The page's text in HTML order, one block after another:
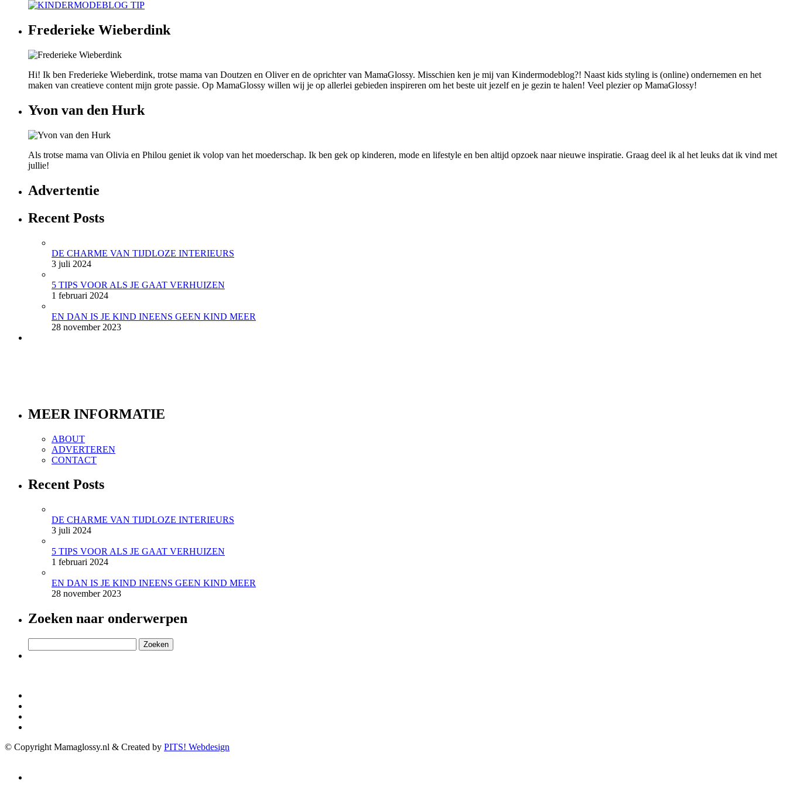
Frederieke Wieberdink
Hi! Ik ben Frederieke Wieberdink, trotse mama van Doutzen en Oliver en de oprichter van MamaGlossy. Misschien ken je mij van Kindermodeblog?! Naast kids styling is (online) ondernemen en het
maken van creatieve content mijn grote passie. Op MamaGlossy willen wij je op allerlei gebieden inspireren om het beste uit jezelf en je gezin te halen! Veel plezier op MamaGlossy!
Yvon van den Hurk
Als trotse mama van Olivia en Philou geniet ik volop van het moederschap. Ik ben gek op kinderen, mode en lifestyle en ben altijd opzoek naar nieuwe inspiratie. Graag deel ik al het leuks dat ik vind met
jullie!
Advertentie
Recent Posts
DE CHARME VAN TIJDLOZE INTERIEURS
3 juli 2024
5 TIPS VOOR ALS JE GAAT VERHUIZEN
1 februari 2024
EN DAN IS JE KIND INEENS GEEN KIND MEER
28 november 2023
MEER INFORMATIE
ABOUT
ADVERTEREN
CONTACT
Recent Posts
DE CHARME VAN TIJDLOZE INTERIEURS
3 juli 2024
5 TIPS VOOR ALS JE GAAT VERHUIZEN
1 februari 2024
EN DAN IS JE KIND INEENS GEEN KIND MEER
28 november 2023
Zoeken naar onderwerpen
naar:
© Copyright Mamaglossy.nl & Created by PITS! Webdesign